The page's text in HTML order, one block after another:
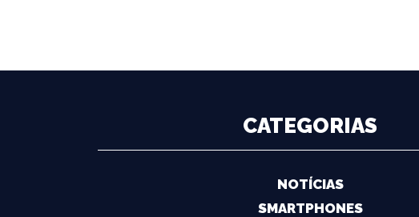
CATEGORIAS
NOTÍCIAS
SMARTPHONES